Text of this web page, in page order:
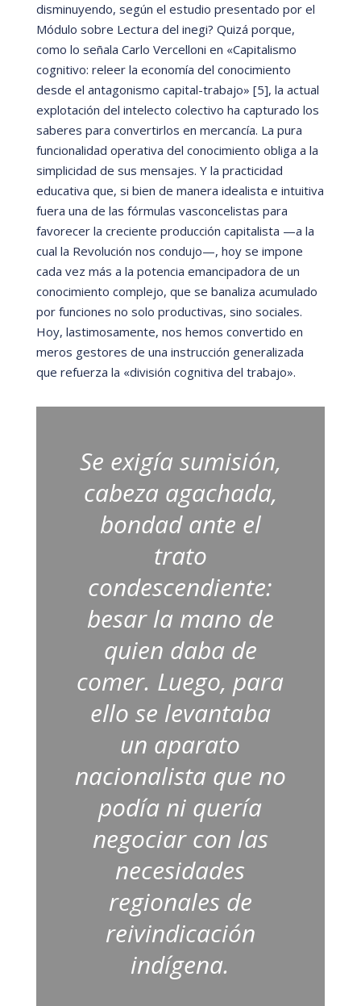
disminuyendo, según el estudio presentado por el
Módulo sobre Lectura del inegi? Quizá porque,
como lo señala Carlo Vercelloni en «Capitalismo
cognitivo: releer la economía del conocimiento
desde el antagonismo capital-trabajo» [5], la actual
explotación del intelecto colectivo ha capturado los
saberes para convertirlos en mercancía. La pura
funcionalidad operativa del conocimiento obliga a la
simplicidad de sus mensajes. Y la practicidad
educativa que, si bien de manera idealista e intuitiva
fuera una de las fórmulas vasconcelistas para
favorecer la creciente producción capitalista —a la
cual la Revolución nos condujo—, hoy se impone
cada vez más a la potencia emancipadora de un
conocimiento complejo, que se banaliza acumulado
por funciones no solo productivas, sino sociales.
Hoy, lastimosamente, nos hemos convertido en
meros gestores de una instrucción generalizada
que refuerza la «división cognitiva del trabajo».
Se exigía sumisión,
cabeza agachada,
bondad ante el
trato
condescendiente:
besar la mano de
quien daba de
comer. Luego, para
ello se levantaba
un aparato
nacionalista que no
podía ni quería
negociar con las
necesidades
regionales de
reivindicación
indígena.